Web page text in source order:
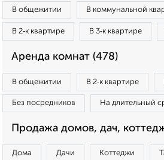
В общежитии В коммунальной
В 2‑к квартире В 3‑к квартире
Аренда комнат (478)
В общежитии В 2‑к квартире
Без посредников На длительный
Продажа домов, дач,
Дома Дачи Коттеджи